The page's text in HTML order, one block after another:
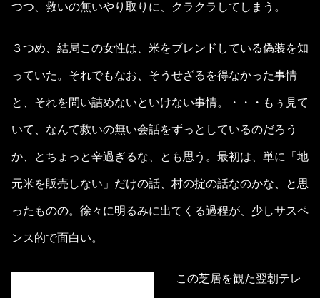
つつ、救いの無いやり取りに、クラクラしてしまう。
３つめ、結局この女性は、米をブレンドしている偽装を知
っていた。それでもなお、そうせざるを得なかった事情
と、それを問い詰めないといけない事情。・・・もぅ見て
いて、なんて救いの無い会話をずっとしているのだろう
か、とちょっと辛過ぎるな、とも思う。最初は、単に「地
元米を販売しない」だけの話、村の掟の話なのかな、と思
ったものの。徐々に明るみに出てくる過程が、少しサスペ
ンス的で面白い。
この芝居を観た翌朝テレ